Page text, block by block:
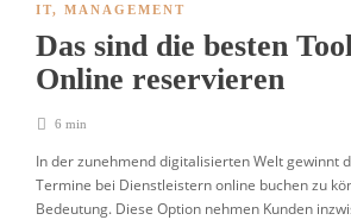
IT, MANAGEMENT
Das sind die besten
Online reservieren
6 min
In der zunehmend digitalisierten Welt gewinnt
Termine bei Dienstleistern online buchen zu
Bedeutung. Diese Option nehmen Kunden